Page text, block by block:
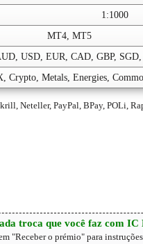
1:1000
MT4, MT5
USD, EUR, CAD, GBP,
Crypto, Metals, Energies,
Neteller, PayPal, BPay, POLi,
troca que você faz com IC
"Receber o prémio" para instruções